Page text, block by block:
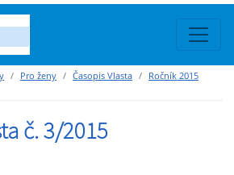
Pro ženy Časopis Vlasta
Ročník 2015
č. 3/2015